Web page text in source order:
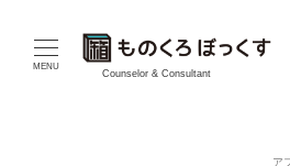
MENU
Counselor & Consultant
ア